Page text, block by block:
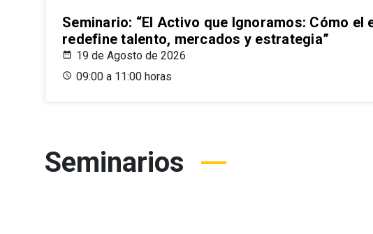
Seminario: “El Activo que Ignoramos: Cómo el
redefine talento, mercados y estrategia”
19 de Agosto de 2026
09:00 a 11:00 horas
Seminarios